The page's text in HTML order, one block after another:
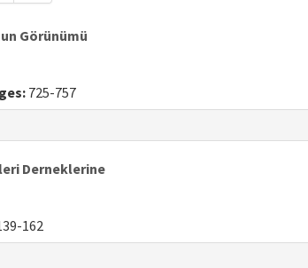
Görünümü
725-757
Derneklerine
162